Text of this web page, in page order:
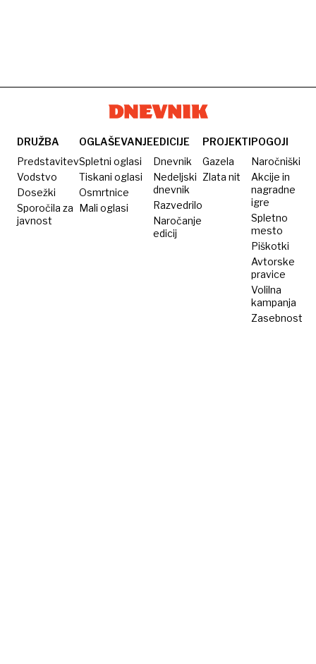
DRUŽBA
Predstavitev
Vodstvo
Dosežki
Sporočila za
javnost
OGLAŠEVANJE
Spletni oglasi
Tiskani oglasi
Osmrtnice
Mali oglasi
EDICIJE
Dnevnik
Nedeljski
dnevnik
Razvedrilo
Naročanje
edicij
PROJEKTI
Gazela
Zlata nit
POGOJI
Naročniški
Akcije in
nagradne
igre
Spletno
mesto
Piškotki
Avtorske
pravice
Volilna
kampanja
Zasebnost